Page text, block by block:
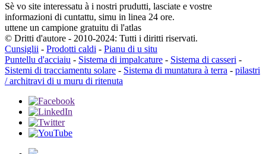
Sè vo site interessatu à i nostri prudutti, lasciate e vostre
informazioni di cuntattu, simu in linea 24 ore.
uttene un campione gratuitu di l'atlas
© Dritti d'autore - 2010-2024: Tutti i diritti riservati.
Cunsiglii - Prodotti caldi - Pianu di u situ
Puntellu d'acciaiu - Sistema di impalcature - Sistema di casseri -
Sistemi di tracciamentu solare - Sistema di muntatura à terra - pilastri
/ architravi di u muru di ritenuta